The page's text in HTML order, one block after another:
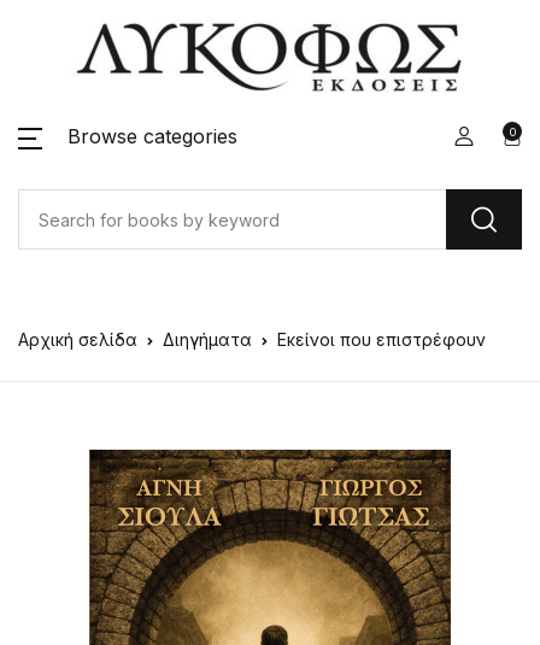
Browse categories 0
Αρχική σελίδα Διηγήματα Εκείνοι που επιστρέφουν